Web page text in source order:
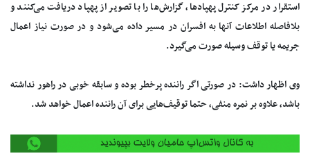
استقرار در مرکز کنترل پهپادها، گزارش‌ها را با تصویر از پهپاد دریافت می‌کنند و
بلافاصله اطلاعات آنها به افسران در مسیر داده می‌شود و در صورت نیاز اعمال
جریمه یا توقف وسیله صورت می‌گیرد.
وی اظهار داشت: در صورتی اگر راننده پرخطر بوده و سابقه خوبی در راهور نداشته
باشد، علاوه بر نمره منفی، حتما توقیف‌هایی برای آن راننده اعمال خواهد شد.